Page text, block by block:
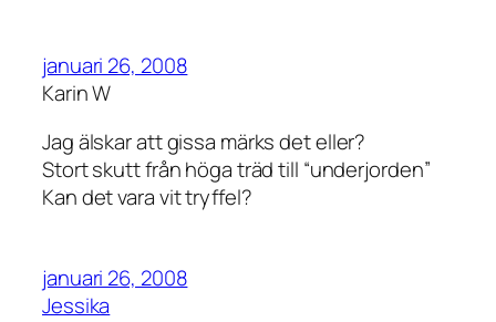
januari 26, 2008
Karin W
Jag älskar att gissa märks det eller?
Stort skutt från höga träd till “underjorden”
Kan det vara vit tryffel?
januari 26, 2008
Jessika